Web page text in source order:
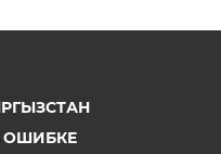
ОШИБКЕ